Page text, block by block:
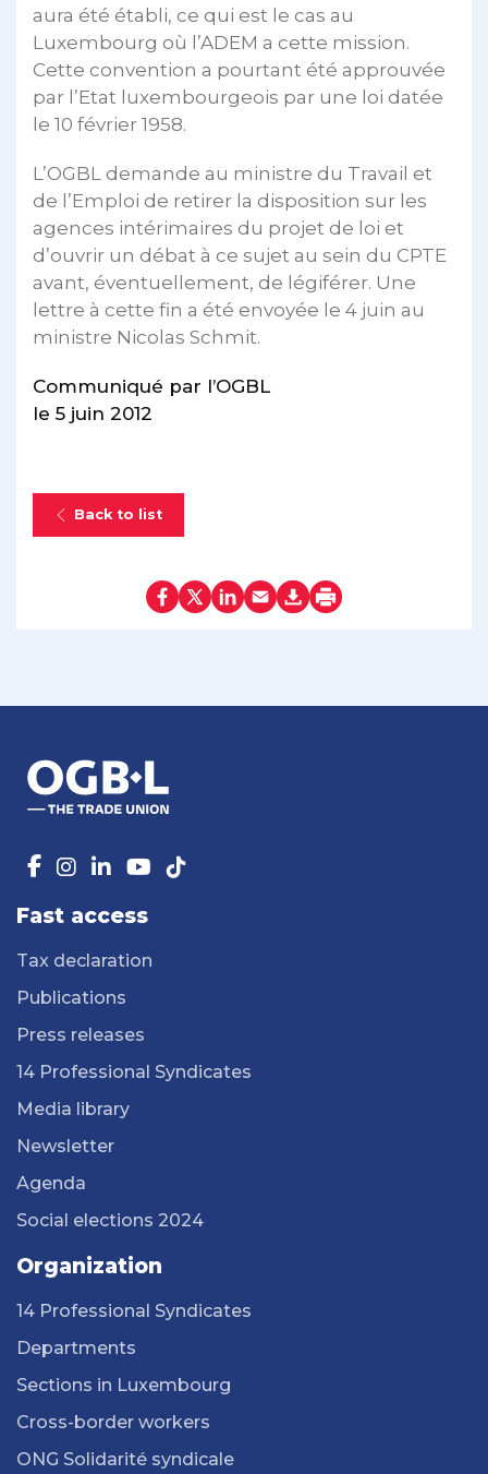
aura été établi, ce qui est le cas au
Luxembourg où l’ADEM a cette mission.
Cette convention a pourtant été approuvée
par l’Etat luxembourgeois par une loi datée
le 10 février 1958.
L’OGBL demande au ministre du Travail et
de l’Emploi de retirer la disposition sur les
agences intérimaires du projet de loi et
d’ouvrir un débat à ce sujet au sein du CPTE
avant, éventuellement, de légiférer. Une
lettre à cette fin a été envoyée le 4 juin au
ministre Nicolas Schmit.
Communiqué par l’OGBL
le 5 juin 2012
Back to list
Fast access
Tax declaration
Publications
Press releases
14 Professional Syndicates
Media library
Newsletter
Agenda
Social elections 2024
Organization
14 Professional Syndicates
Departments
Sections in Luxembourg
Cross-border workers
ONG Solidarité syndicale